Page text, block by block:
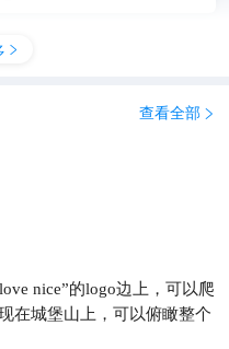

查看全部 
nice”的logo边上，可以爬
在城堡山上，可以俯瞰整个